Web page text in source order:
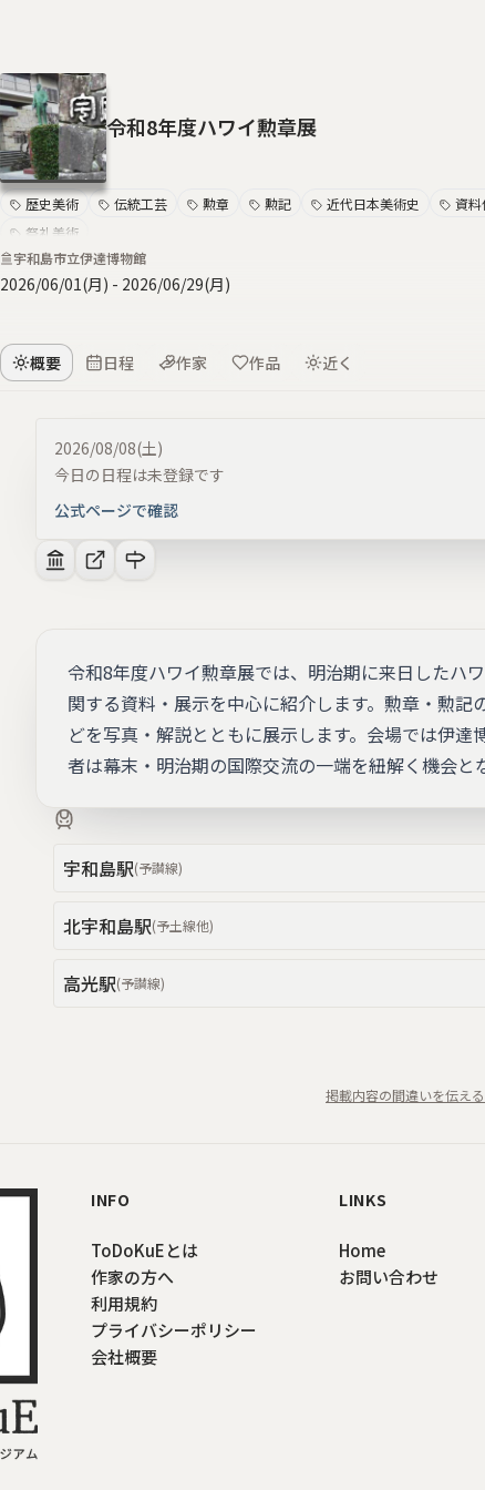
令和8年度ハワイ勲章展
歴史美術 伝統工芸 勲章 勲記 近代日本美術史 資料
祭礼美術
宇和島市立伊達博物館
2026/06/01(月) - 2026/06/29(月)
概要 日程 作家 作品 近く
2026/08/08(土)
今日の日程は未登録です
公式ページで確認
令和8年度ハワイ勲章展では、明治期に来日したハ
関する資料・展示を中心に紹介します。勲章・勲
どを写真・解説とともに展示します。会場では伊
者は幕末・明治期の国際交流の一端を紐解く機会と
宇和島駅(予讃線)
北宇和島駅(予土線他)
高光駅(予讃線)
掲載内容の間違いを伝える
INFO
ToDoKuEとは
作家の方へ
利用規約
プライバシーポリシー
会社概要
LINKS
Home
お問い合わせ